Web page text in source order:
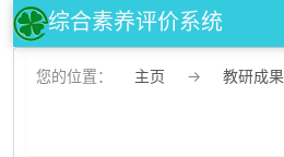
综合素养评价系统
您的位置： 主页 → 教研成果